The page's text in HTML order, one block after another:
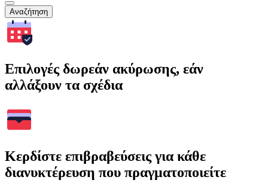
Αναζήτηση
Επιλογές δωρεάν ακύρωσης, εάν
αλλάξουν τα σχέδια
Κερδίστε επιβραβεύσεις για κάθε
διανυκτέρευση που πραγματοποιείτε